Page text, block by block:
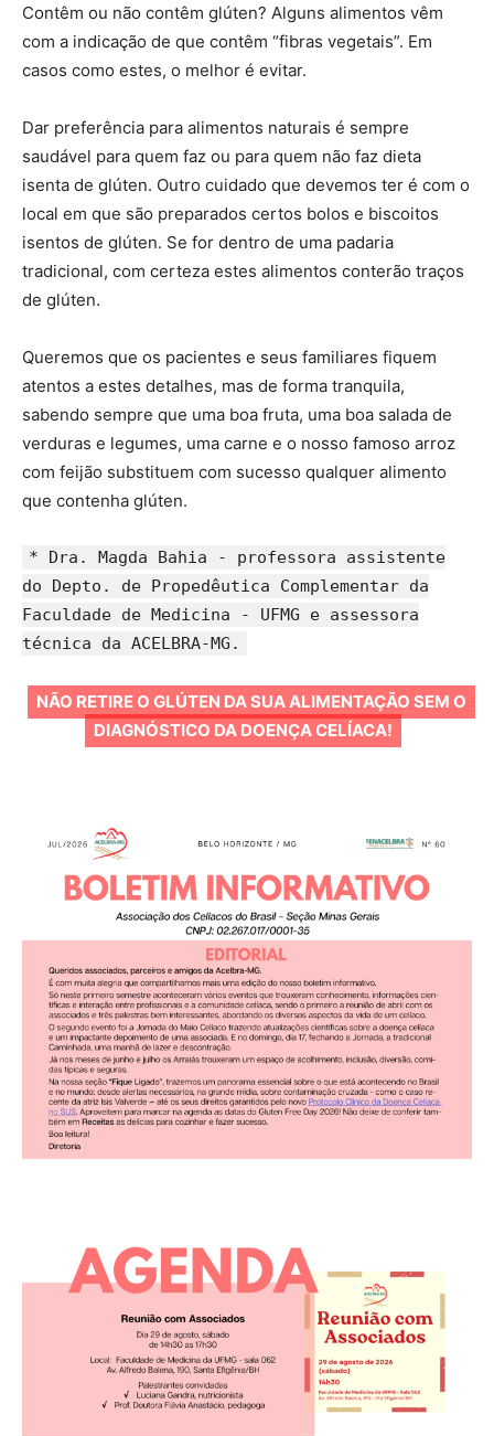
Contêm ou não contêm glúten? Alguns alimentos vêm
com a indicação de que contêm “fibras vegetais”. Em
casos como estes, o melhor é evitar.
Dar preferência para alimentos naturais é sempre
saudável para quem faz ou para quem não faz dieta
isenta de glúten. Outro cuidado que devemos ter é com o
local em que são preparados certos bolos e biscoitos
isentos de glúten. Se for dentro de uma padaria
tradicional, com certeza estes alimentos conterão traços
de glúten.
Queremos que os pacientes e seus familiares fiquem
atentos a estes detalhes, mas de forma tranquila,
sabendo sempre que uma boa fruta, uma boa salada de
verduras e legumes, uma carne e o nosso famoso arroz
com feijão substituem com sucesso qualquer alimento
que contenha glúten.
* Dra. Magda Bahia - professora assistente
do Depto. de Propedêutica Complementar da
Faculdade de Medicina - UFMG e assessora
técnica da ACELBRA-MG.
NÃO RETIRE O GLÚTEN DA SUA ALIMENTAÇÃO SEM O
DIAGNÓSTICO DA DOENÇA CELÍACA!